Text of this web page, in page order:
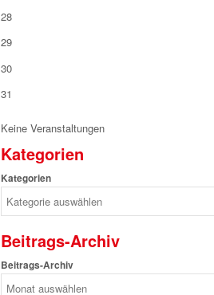
28
29
30
31
Keine Veranstaltungen
Kategorien
Kategorien
Beitrags-Archiv
Beitrags-Archiv